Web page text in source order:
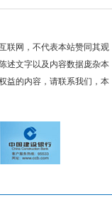
联网，不代表本站赞同其观
述文字以及内容数据庞杂本
益的内容，请联系我们，本